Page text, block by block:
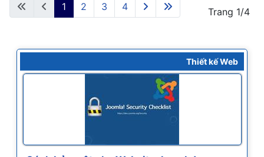
Trang 1/4
1 2 3 4
Thiết kế Web